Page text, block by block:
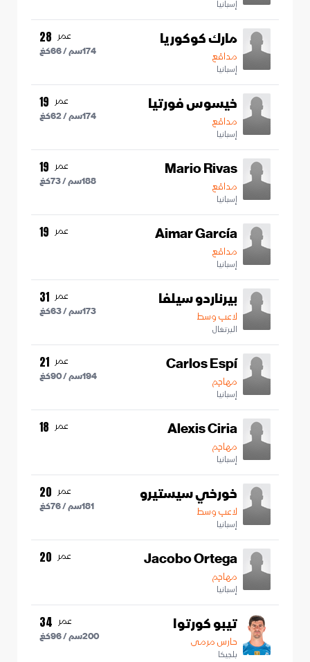
إسبانيا
مارك كوكوريا
مدافع
إسبانيا
عمر 28
174سم /66كغ
خيسوس فورتيا
مدافع
إسبانيا
عمر 19
174سم /62كغ
Mario Rivas
مدافع
إسبانيا
عمر 19
188سم /73كغ
Aimar García
مدافع
إسبانيا
عمر 19
بيرناردو سيلفا
لاعب وسط
البرتغال
عمر 31
173سم /63كغ
Carlos Espí
مهاجم
إسبانيا
عمر 21
194سم /90كغ
Alexis Ciria
مهاجم
إسبانيا
عمر 18
خورخي سيستيرو
لاعب وسط
إسبانيا
عمر 20
181سم /76كغ
Jacobo Ortega
مهاجم
إسبانيا
عمر 20
تيبو كورتوا
حارس مرمى
بلجيكا
عمر 34
200سم /96كغ